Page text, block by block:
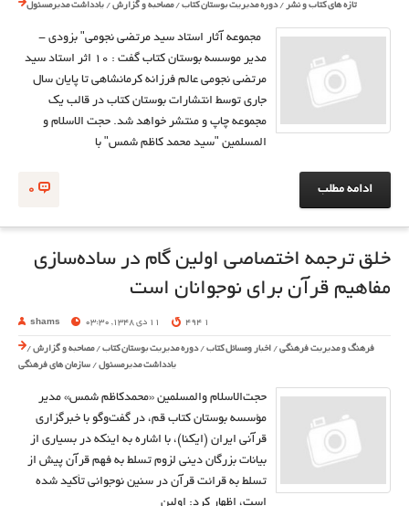
تازه های کتاب و نشر /دوره مدیریت بوستان کتاب /مصاحبه و گزارش / یادداشت مدیرمسئول
مجموعه آثار استاد سيد مرتضى نجومى" بزودى -
مدير موسسه بوستان كتاب گفت : 10 اثر استاد سيد
مرتضى نجومى عالم فرزانه كرمانشاهى تا پايان سال
جارى توسط انتشارات بوستان كتاب در قالب يك
مجموعه چاپ و منتشر خواهد شد. حجت الاسلام و
المسلمين "سيد محمد كاظم شمس" با
0 ادامه مطلب
خلق ترجمه اختصاصی اولين گام در ساده‌سازی
مفاهيم قرآن برای نوجوانان است
shams 11 دی 1348, 03:30 1 494
فرهنگ و مدیریت فرهنگی / اخبار ومسائل کتاب /دوره مدیریت بوستان کتاب /مصاحبه و گزارش /
یادداشت مدیرمسئول / سازمان های فرهنگی
حجت‌الاسلام والمسلمين «محمدكاظم شمس» مدير
مؤسسه بوستان كتاب قم، در گفت‌و‌گو با خبرگزاری
قرآنی ايران (ايكنا)، با اشاره به اينكه در بسياری از
بيانات بزرگان دينی لزوم تسلط به فهم قرآن پيش از
تسلط به قرائت قرآن در سنين نوجوانی تأكيد شده
است، اظهار كرد: اولين